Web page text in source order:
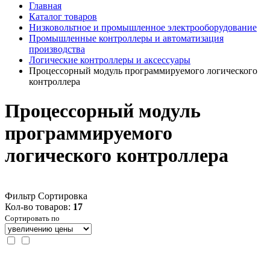
Главная
Каталог товаров
Низковольтное и промышленное электрооборудование
Промышленные контроллеры и автоматизация
производства
Логические контроллеры и аксессуары
Процессорный модуль программируемого логического
контроллера
Процессорный модуль
программируемого
логического контроллера
Фильтр Сортировка
Кол-во товаров: 17
Сортировать по